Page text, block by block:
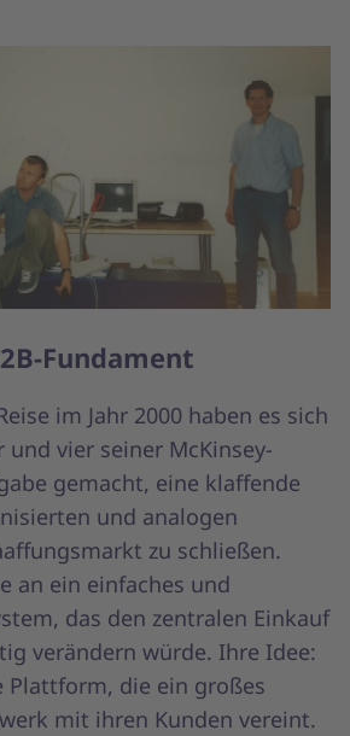
Fundament
im Jahr 2000 haben es sich
und vier seiner McKinsey-
gemacht, eine klaffende
und analogen
zu schließen.
an ein einfaches und
das den zentralen Einkauf
verändern würde. Ihre Idee:
Plattform, die ein großes
mit ihren Kunden vereint.